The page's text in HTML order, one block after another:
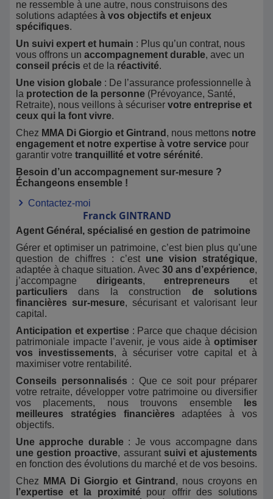
ne ressemble à une autre, nous construisons des
solutions adaptées à vos objectifs et enjeux
spécifiques.
Un suivi expert et humain : Plus qu’un contrat, nous
vous offrons un accompagnement durable, avec un
conseil précis et de la réactivité.
Une vision globale : De l’assurance professionnelle à
la protection de la personne (Prévoyance, Santé,
Retraite), nous veillons à sécuriser votre entreprise et
ceux qui la font vivre.
Chez MMA Di Giorgio et Gintrand , nous mettons notre
engagement et notre expertise à votre service pour
garantir votre tranquillité et votre sérénité.
Besoin d’un accompagnement sur-mesure ?
Échangeons ensemble !
Contactez-moi
Franck GINTRAND
Agent Général, spécialisé en gestion de patrimoine
Gérer et optimiser un patrimoine, c’est bien plus qu’une
question de chiffres : c’est une vision stratégique,
adaptée à chaque situation. Avec 30 ans d’expérience,
j’accompagne dirigeants,entrepreneurset
particuliersdans la construction de solutions
financières sur-mesure, sécurisant et valorisant leur
capital.
Anticipation et expertise: Parce que chaque décision
patrimoniale impacte l’avenir, je vous aide à optimiser
vos investissements, à sécuriser votre capital et à
maximiser votre rentabilité.
Conseils personnalisés : Que ce soit pour préparer
votre retraite, développer votre patrimoine ou diversifier
vos placements, nous trouvons ensemble
les
meilleures stratégies financières adaptées à vos
objectifs.
Une approche durable: Je vous accompagne dans
une gestion proactive, assurant suivi et ajustements
en fonction des évolutions du marché et de vos besoins.
Chez
MMA Di Giorgio et Gintrand , nous croyons en
l’expertise et la proximitépour offrir des solutions